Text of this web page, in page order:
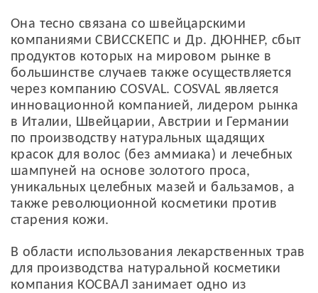
Она тесно связана со швейцарскими
компаниями СВИССКЕПС и Др. ДЮННЕР, сбыт
продуктов которых на мировом рынке в
большинстве случаев также осуществляется
через компанию COSVAL. COSVAL является
инновационной компанией, лидером рынка
в Италии, Швейцарии, Австрии и Германии
по производству натуральных щадящих
красок для волос (без аммиака) и лечебных
шампуней на основе золотого проса,
уникальных целебных мазей и бальзамов, а
также революционной косметики против
старения кожи.
В области использования лекарственных трав
для производства натуральной косметики
компания КОСВАЛ занимает одно из